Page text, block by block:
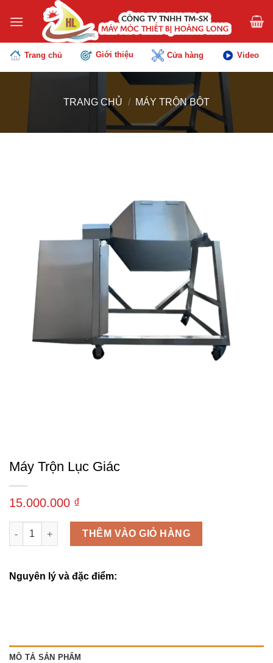
đến
dung Trang chủ Giới thiệu Cửa hàng Video
TRANG CHỦ / MÁY TRỘN BỘT
Máy Trộn Lục Giác
15.000.000 ₫
Máy trộn lục giác số lượng
THÊM VÀO GIỎ HÀNG
Nguyên lý và đặc điểm:
MÔ TẢ SẢN PHẨM